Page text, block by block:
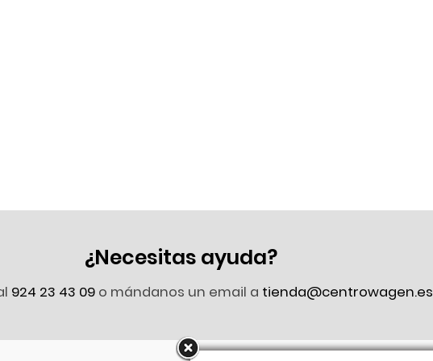
¿Necesitas ayuda?
924 23 43 09 o mándanos un email a tienda@centrowagen.es